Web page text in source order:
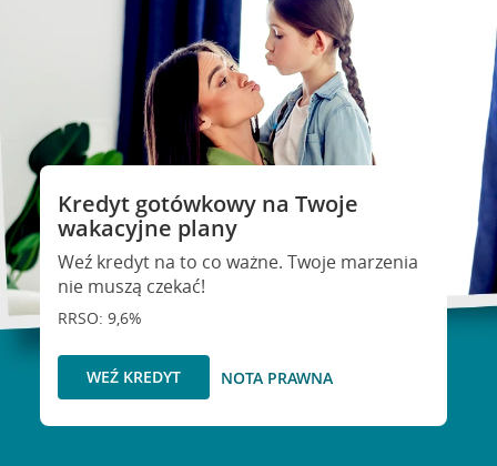
Kredyt gotówkowy na Twoje
wakacyjne plany
Weź kredyt na to co ważne. Twoje marzenia
nie muszą czekać!
RRSO: 9,6%
WEŹ KREDYT NOTA PRAWNA